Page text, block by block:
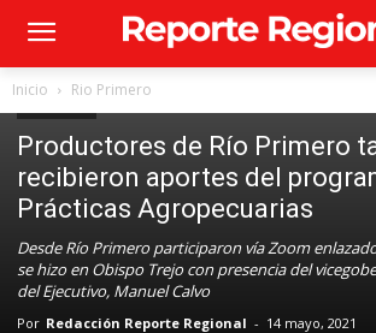
Inicio Rio Primero
Productores de Río Primero
recibieron aportes del
Prácticas Agropecuarias
Desde Río Primero participaron vía Zoom
se hizo en Obispo Trejo con presencia del
del Ejecutivo, Manuel Calvo
Por Redacción Reporte Regional - 14 mayo, 2021